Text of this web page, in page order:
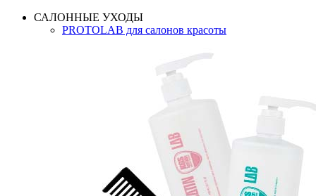
САЛОННЫЕ УХОДЫ
PROTOLAB для салонов красоты